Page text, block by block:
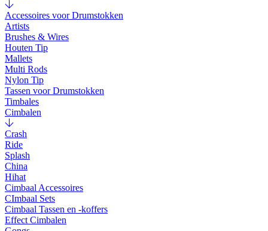
Accessoires voor Drumstokken
Artists
Brushes & Wires
Houten Tip
Mallets
Multi Rods
Nylon Tip
Tassen voor Drumstokken
Timbales
Cimbalen
Crash
Ride
Splash
China
Hihat
Cimbaal Accessoires
CImbaal Sets
Cimbaal Tassen en -koffers
Effect Cimbalen